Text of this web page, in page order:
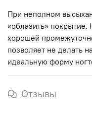
При неполном
«облазить» покрытие.
хорошей
позволяет не делать
идеальную форму
Отзывы